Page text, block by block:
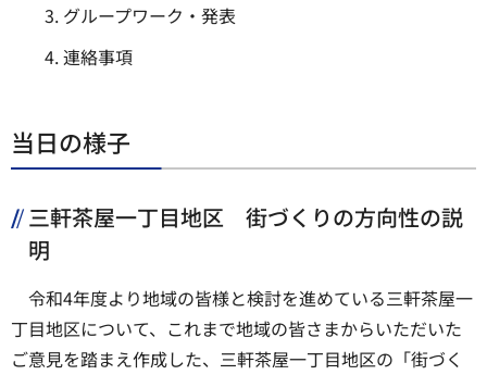
グループワーク・発表
連絡事項
当日の様子
三軒茶屋一丁目地区 街づくりの方向性の説
明
令和4年度より地域の皆様と検討を進めている三軒茶屋一
丁目地区について、これまで地域の皆さまからいただいた
ご意見を踏まえ作成した、三軒茶屋一丁目地区の「街づく